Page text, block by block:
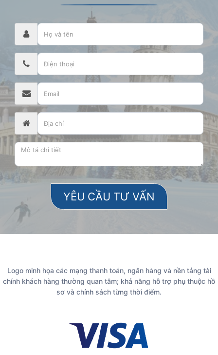
Logo minh họa các mạng thanh toán, ngân hàng và nền tảng tài
chính khách hàng thường quan tâm; khả năng hỗ trợ phụ thuộc hồ
sơ và chính sách từng thời điểm.